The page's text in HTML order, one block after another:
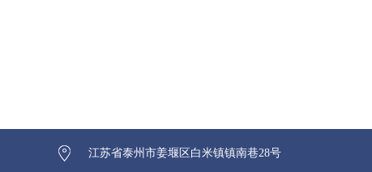
江苏省泰州市姜堰区白米镇镇南巷28号